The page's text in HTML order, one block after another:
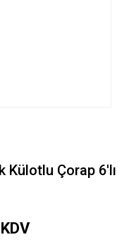
Külotlu Çorap 6'lı